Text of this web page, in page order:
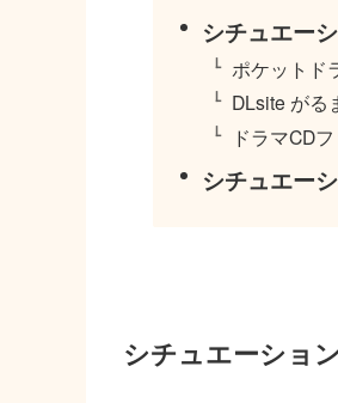
シチュエー
ポケットド
DLsite がる
ドラマCD
シチュエー
シチュエーショ